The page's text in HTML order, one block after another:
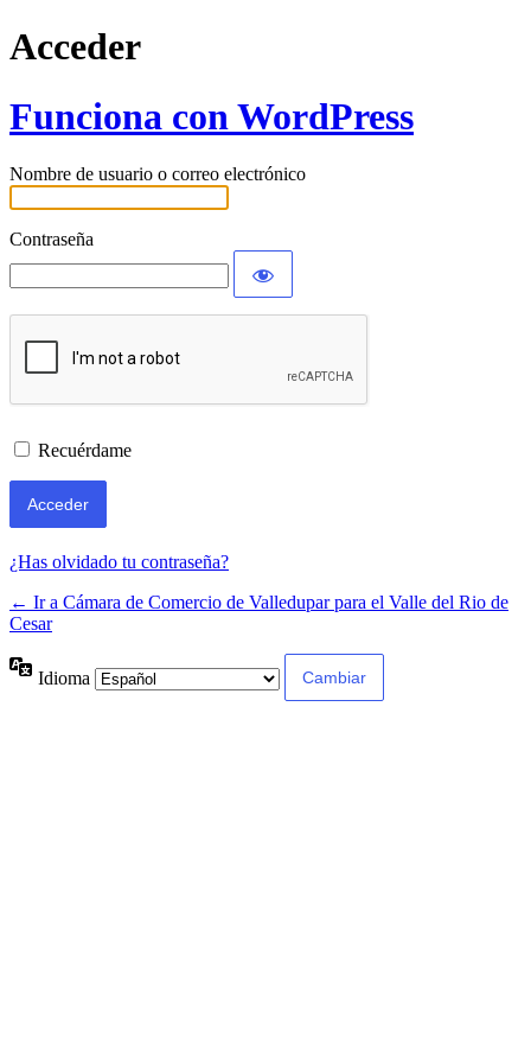
Acceder
Funciona con WordPress
Nombre de usuario o correo electrónico
Contraseña
Recuérdame
¿Has olvidado tu contraseña?
← Ir a Cámara de Comercio de Valledupar para el Valle del Rio de
Cesar
Idioma